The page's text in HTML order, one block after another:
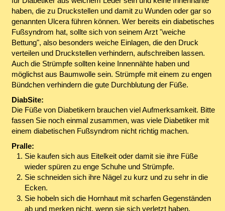
haben, die zu Druckstellen und damit zu Wunden oder gar so
genannten Ulcera führen können. Wer bereits ein diabetisches
Fußsyndrom hat, sollte sich von seinem Arzt "weiche
Bettung", also besonders weiche Einlagen, die den Druck
verteilen und Druckstellen verhindern, aufschreiben lassen.
Auch die Strümpfe sollten keine Innennähte haben und
möglichst aus Baumwolle sein. Strümpfe mit einem zu engen
Bündchen verhindern die gute Durchblutung der Füße.
DiabSite:
Die Füße von Diabetikern brauchen viel Aufmerksamkeit. Bitte
fassen Sie noch einmal zusammen, was viele Diabetiker mit
einem diabetischen Fußsyndrom nicht richtig machen.
Pralle:
Sie kaufen sich aus Eitelkeit oder damit sie ihre Füße
wieder spüren zu enge Schuhe und Strümpfe.
Sie schneiden sich ihre Nägel zu kurz und zu sehr in die
Ecken.
Sie hobeln sich die Hornhaut mit scharfen Gegenständen
ab und merken nicht, wenn sie sich verletzt haben.